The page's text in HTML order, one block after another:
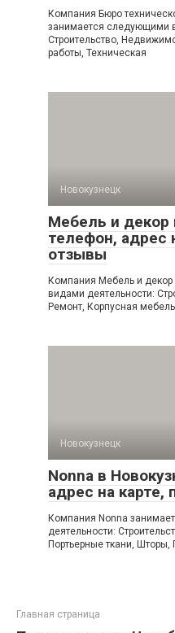
Компания Бюро
занимается следующими
Строительство,
работы, Техническая
Новокузнецк
Мебель и декор
телефон, адрес
отзывы
Компания Мебель и
видами деятельности:
Ремонт, Корпусная
Новокузнецк
Nonna в
адрес на карте,
Компания Nonna
деятельности:
Портьерные ткани,
Главная страница